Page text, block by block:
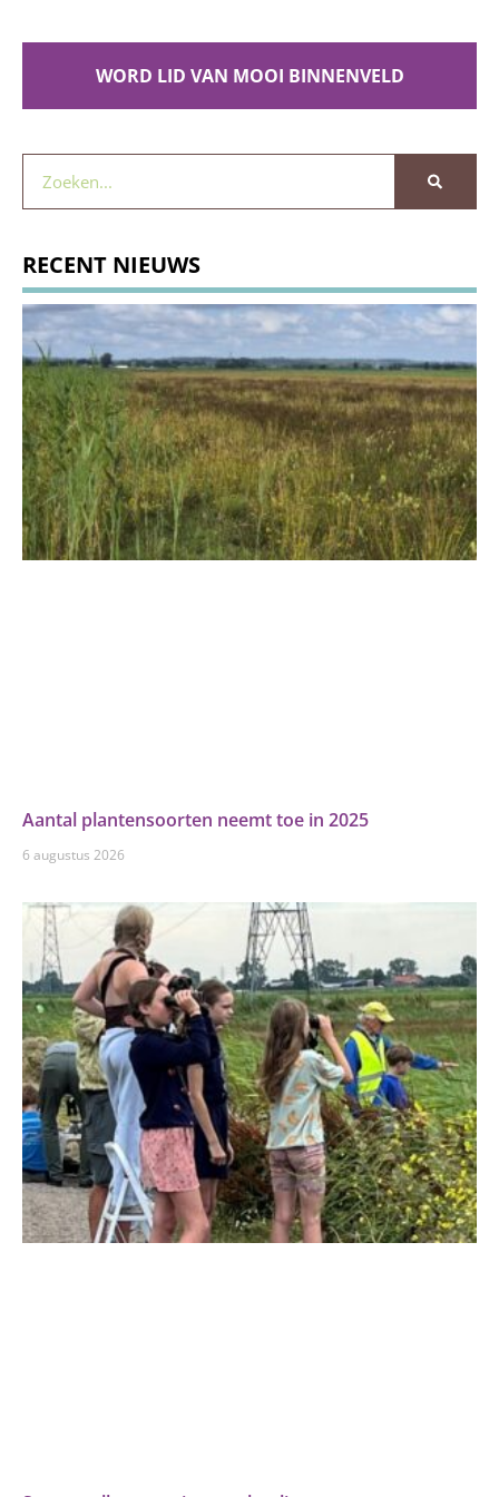
WORD LID VAN MOOI BINNENVELD
RECENT NIEUWS
Aantal plantensoorten neemt toe in 2025
6 augustus 2026